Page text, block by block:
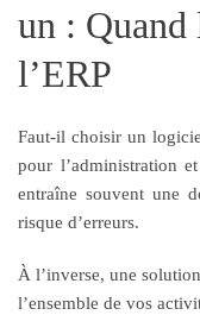
un :
l’ERP
Faut-il choisir un
pour l’administration
entraîne souvent une
risque d’erreurs.
À l’inverse, une
l’ensemble de vos